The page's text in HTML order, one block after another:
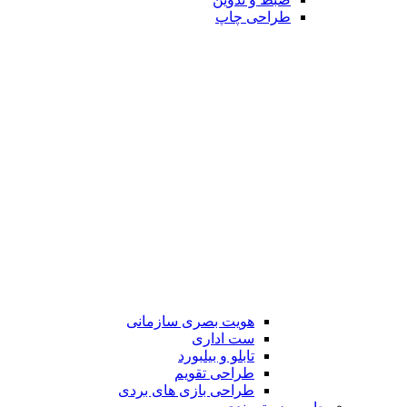
طراحی چاپ
هویت بصری سازمانی
ست اداری
تابلو و بیلبورد
طراحی تقویم
طراحی بازی های بردی